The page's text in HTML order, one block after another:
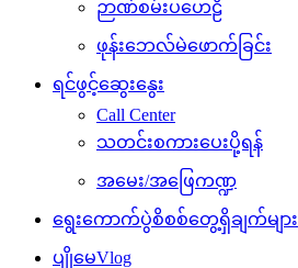
ဉာဏ်စမ်းပဟေဠိ
ဖုန်းဘေလ်မဲဖောက်ခြင်း
ရင်ဖွင့်ဆွေးနွေး
Call Center
သတင်းစကားပေးပို့ရန်
အမေး/အဖြေကဏ္ဍ
ရွေးကောက်ပွဲစိစစ်တွေ့ရှိချက်များ
ပျိုမေVlog